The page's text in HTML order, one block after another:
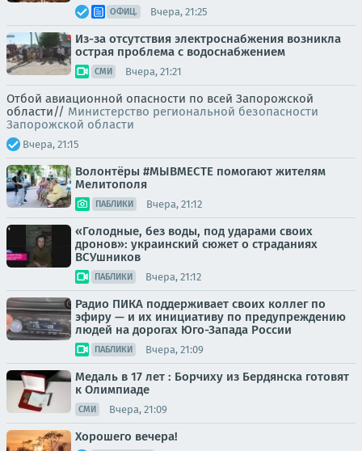
ОФИЦ. Вчера, 21:25
Из-за отсутствия электроснабжения возникла
острая проблема с водоснабжением
СМИ Вчера, 21:21
Отбой авиационной опасности по всей Запорожской
области// Министерство региональной безопасности
Запорожской области
Вчера, 21:15
Волонтёры #МЫВМЕСТЕ помогают жителям
Мелитополя
ПАБЛИКИ Вчера, 21:12
«Голодные, без воды, под ударами своих
дронов»: украинский сюжет о страданиях
ВСУшников
ПАБЛИКИ Вчера, 21:12
Радио ПИКА поддерживает своих коллег по
эфиру — и их инициативу по предупреждению
людей на дорогах Юго-Запада России
ПАБЛИКИ Вчера, 21:09
Медаль в 17 лет : Борчиху из Бердянска готовят
к Олимпиаде
СМИ Вчера, 21:09
Хорошего вечера!